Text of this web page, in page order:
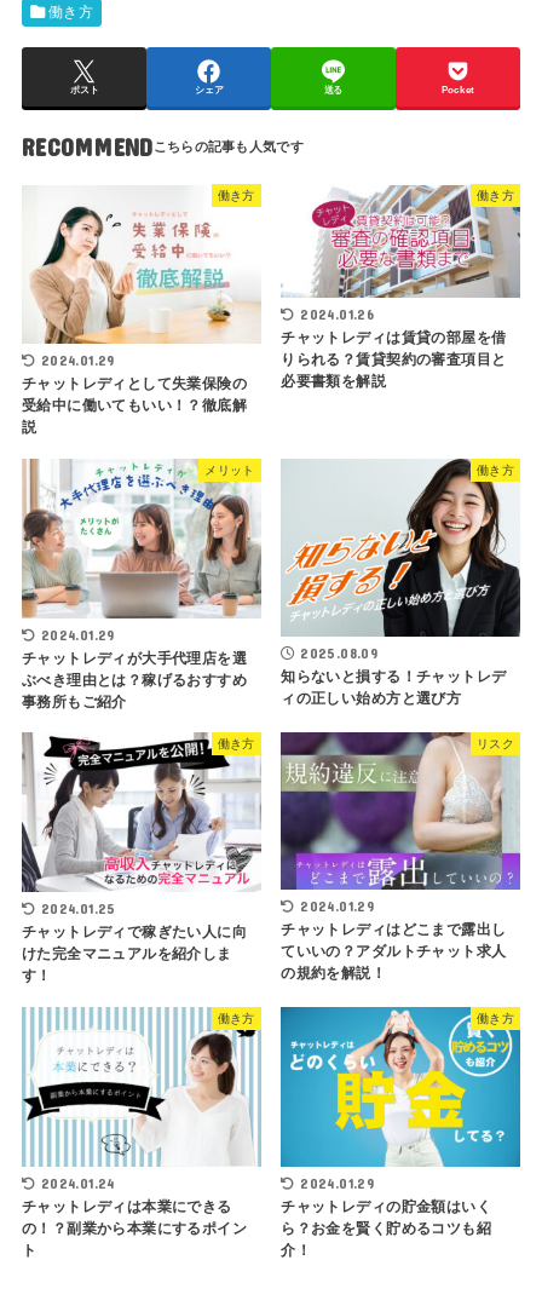
働き方
ポスト シェア 送る Pocket
RECOMMEND
働き方
2024.01.29
チャットレディとして失業保険の
受給中に働いてもいい！？徹底解
説
働き方
2024.01.26
チャットレディは賃貸の部屋を借
りられる？賃貸契約の審査項目と
必要書類を解説
メリット
2024.01.29
チャットレディが大手代理店を選
ぶべき理由とは？稼げるおすすめ
事務所もご紹介
働き方
2025.08.09
知らないと損する！チャットレデ
ィの正しい始め方と選び方
働き方
2024.01.25
チャットレディで稼ぎたい人に向
けた完全マニュアルを紹介しま
す！
リスク
2024.01.29
チャットレディはどこまで露出し
ていいの？アダルトチャット求人
の規約を解説！
働き方
2024.01.24
チャットレディは本業にできる
の！？副業から本業にするポイン
ト
働き方
2024.01.29
チャットレディの貯金額はいく
ら？お金を賢く貯めるコツも紹
介！